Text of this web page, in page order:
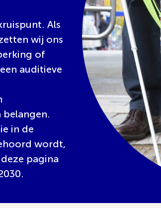
Als
wij ons
of
auditieve
in de
wordt,
pagina